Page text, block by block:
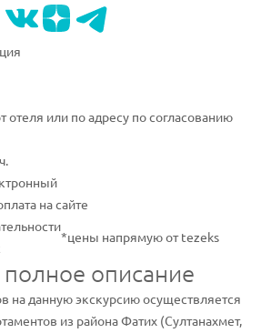
отеля или по адресу по согласованию
на сайте
*цены напрямую от tezeks
описание
на данную экскурсию осуществляется
из района Фатих (Султанахмет,